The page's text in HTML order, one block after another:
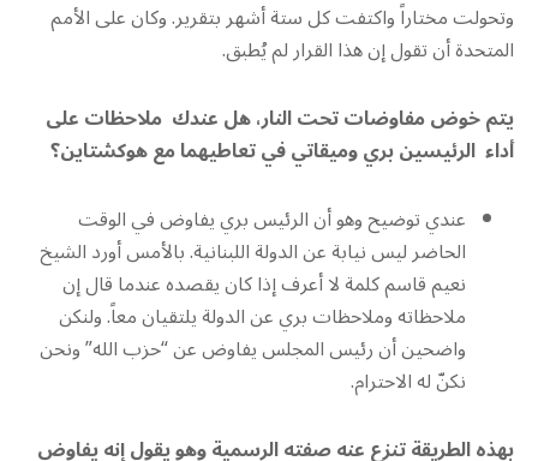
وتحولت مختاراً واكتفت كل ستة أشهر بتقرير. وكان على الأمم
المتحدة أن تقول إن هذا القرار لم يُطبق.
يتم خوض مفاوضات تحت النار، هل عندك ملاحظات على
أداء الرئيسين بري وميقاتي في تعاطيهما مع هوكشتاين؟
عندي توضيح وهو أن الرئيس بري يفاوض في الوقت
الحاضر ليس نيابة عن الدولة اللبنانية. بالأمس أورد الشيخ
نعيم قاسم كلمة لا أعرف إذا كان يقصده عندما قال إن
ملاحظاته وملاحظات بري عن الدولة يلتقيان معاً. ولنكن
واضحين أن رئيس المجلس يفاوض عن “حزب الله” ونحن
نكنّ له الاحترام.
بهذه الطريقة تنزع عنه صفته الرسمية وهو يقول إنه يفاوض